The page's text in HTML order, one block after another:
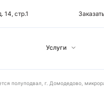
14, стр.1
Услуги
полуподвал, г. Домодедово,